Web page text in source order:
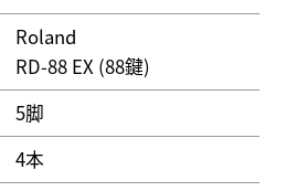
Roland
RD-88 EX (88鍵)
5脚
4本